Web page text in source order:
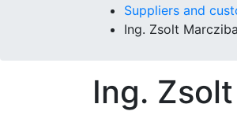
Suppliers and
Ing. Zsolt
Ing.